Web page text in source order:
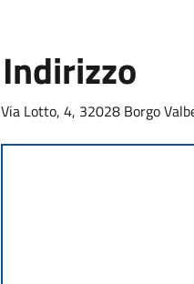
Indirizzo
Via Lotto, 4, 32028 Borgo